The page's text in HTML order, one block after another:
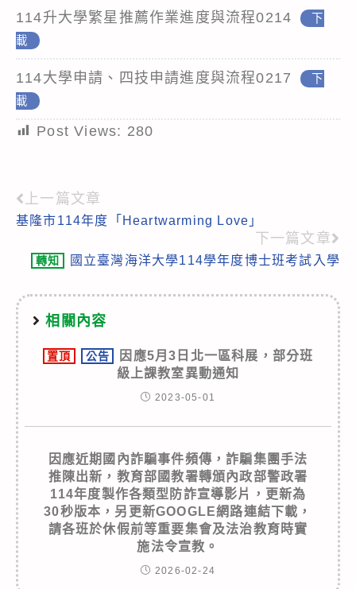
114升大學繁星推薦作業進度與流程0214
下
載
114大學申請、四技申請進度與流程0217
下
載
Post Views: 280
Read
more
articles
上一篇文章
基隆市114年度「Heartwarming Love」
下一篇文章
轉知 國立臺灣海洋大學114學年度博士班考試入學
相關內容
置頂 公告
因應5月3日北一區科展，部分班
級上課教室異動通知
2023-05-01
因應近期國內詐騙事件頻傳，詐騙集團手法
推陳出新，教育部國教署轉頒內政部警政署
114年度製作各類型防詐宣導影片，更新為
30秒版本，另更新GOOGLE網路連結下載，
請各班於休假前等重要集會及法治教育時實
施法令宣教。
2026-02-24